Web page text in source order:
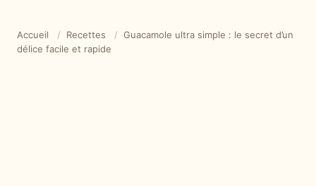
Accueil / Recettes / Guacamole ultra simple : le secret d’un
délice facile et rapide